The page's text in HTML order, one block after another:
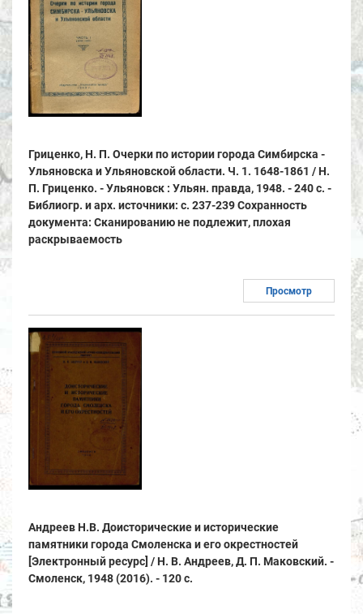
Гриценко, Н. П. Очерки по истории города Симбирска -
Ульяновска и Ульяновской области. Ч. 1. 1648-1861 / Н.
П. Гриценко. - Ульяновск : Ульян. правда, 1948. - 240 с. -
Библиогр. и арх. источники: с. 237-239 Сохранность
документа: Сканированию не подлежит, плохая
раскрываемость
Просмотр
Андреев Н.В. Доисторические и исторические
памятники города Смоленска и его окрестностей
[Электронный ресурс] / Н. В. Андреев, Д. П. Маковский. -
Смоленск, 1948 (2016). - 120 с.